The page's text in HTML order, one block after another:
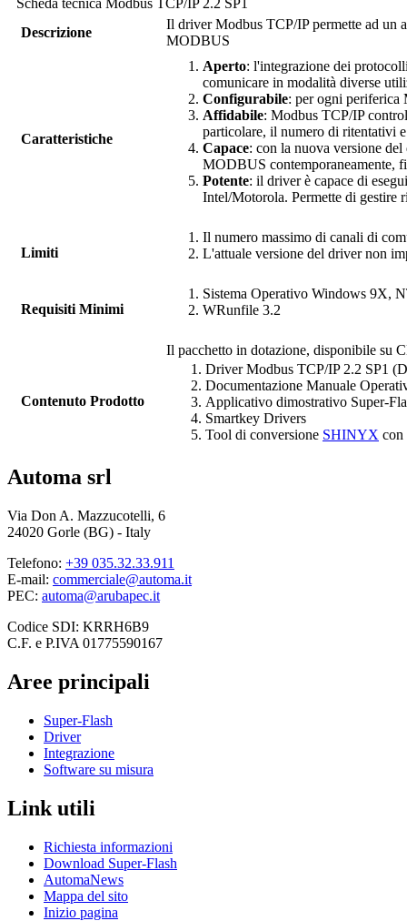
Scheda tecnica Modbus TCP/IP 2.2 SP1
Descrizione
Il driverModbus TCP/IPpermette ad un
MODBUS
Caratteristiche
Aperto: l'integrazione dei
comunicare in modalità diverse
Configurabile: per ogni periferica
Affidabile: Modbus TCP/IP
particolare, il numero di ritentativi
Capace: con la nuova versione
MODBUS contemporaneamente,
Potente: il driver è capace di
Intel/Motorola. Permette di gestire
Limiti
Il numero massimo di canali di
L'attuale versione del driver non
Requisiti Minimi
Sistema Operativo Windows 9X,
WRunfile 3.2
Contenuto Prodotto
Il pacchetto in dotazione, disponibile su
DriverModbus TCP/IP2.2 SP1
Documentazione Manuale
Applicativo dimostrativo Super-
Smartkey Drivers
Tool di conversione SHINYX con
Automa srl
Via Don A. Mazzucotelli, 6
24020 Gorle (BG) - Italy
Telefono: +39 035.32.33.911
E-mail: commerciale@automa.it
PEC: automa@arubapec.it
Codice SDI: KRRH6B9
C.F. e P.IVA 01775590167
Aree principali
Super-Flash
Driver
Integrazione
Software su misura
Link utili
Richiesta informazioni
Download Super-Flash
AutomaNews
Mappa del sito
Inizio pagina